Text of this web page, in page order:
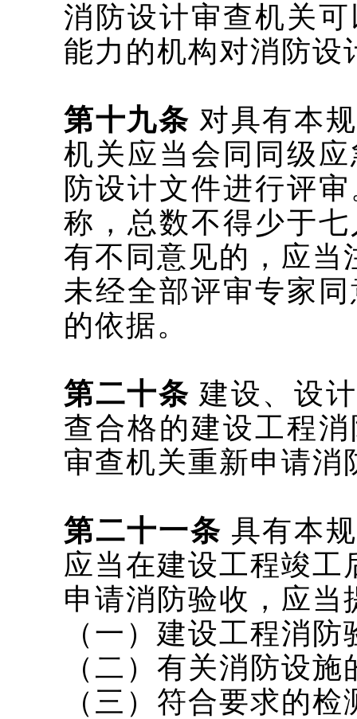
消防设计审查机关
能力的机构对消防设
第十九条 对具有本
机关应当会同同级
防设计文件进行评
称，总数不得少于
有不同意见的，应当
未经全部评审专家
的依据。
第二十条 建设、设
查合格的建设工程
审查机关重新申请消
第二十一条 具有本
应当在建设工程竣
申请消防验收，应当
（一）建设工程消
（二）有关消防设
（三）符合要求的